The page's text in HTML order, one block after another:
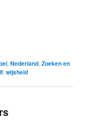
,Nederland,Zoeken en
,wijsheid